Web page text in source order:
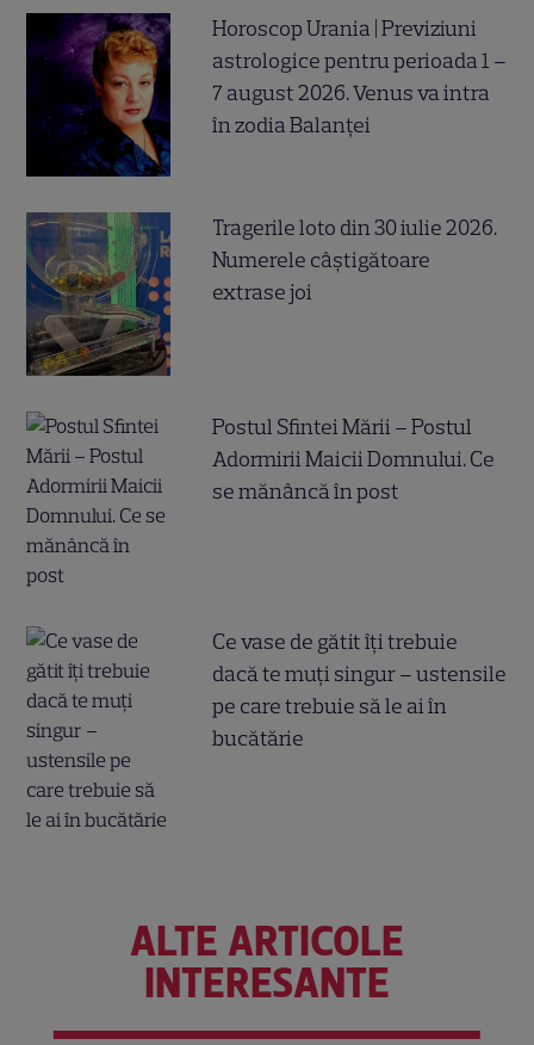
Horoscop Urania | Previziuni
astrologice pentru perioada 1 –
7 august 2026. Venus va intra
în zodia Balanței
Tragerile loto din 30 iulie 2026.
Numerele câştigătoare
extrase joi
Postul Sfintei Mării – Postul
Adormirii Maicii Domnului. Ce
se mănâncă în post
Ce vase de gătit îți trebuie
dacă te muți singur – ustensile
pe care trebuie să le ai în
bucătărie
ALTE ARTICOLE
INTERESANTE